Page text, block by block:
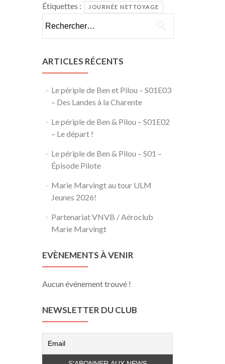
Étiquettes : JOURNÉE NETTOYAGE
ARTICLES RÉCENTS
Le périple de Ben et Pilou – S01E03
– Des Landes à la Charente
Le périple de Ben & Pilou – S01E02
– Le départ !
Le périple de Ben & Pilou – S01 –
Épisode Pilote
Marie Marvingt au tour ULM
Jeunes 2026!
Partenariat VNVB / Aéroclub
Marie Marvingt
EVÈNEMENTS À VENIR
Aucun événement trouvé !
NEWSLETTER DU CLUB